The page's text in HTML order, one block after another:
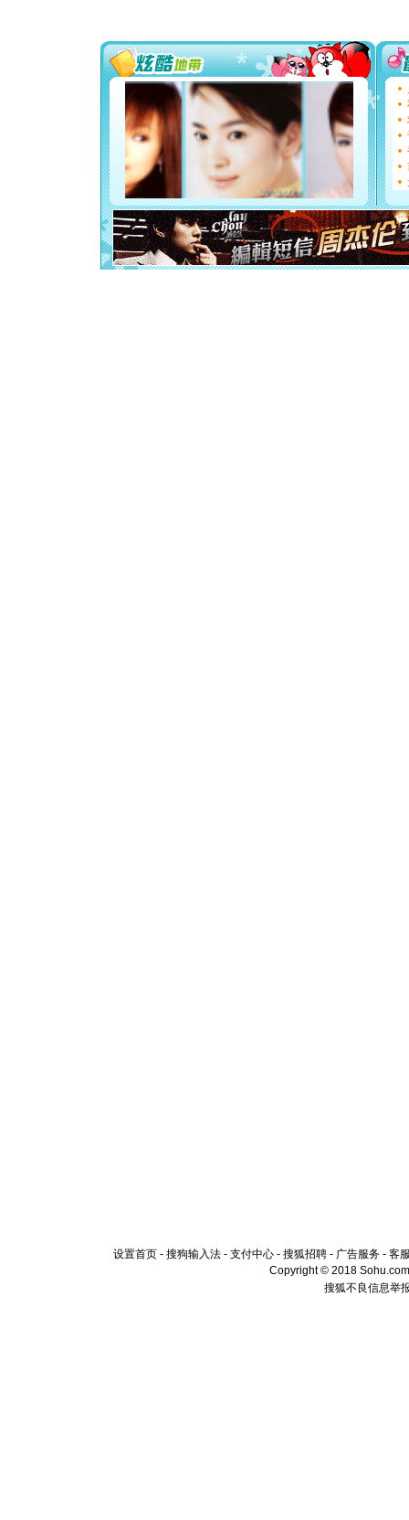
[圣诞节]
你太多，
要平安
[圣诞节]
能正大
都要快乐
[圣诞节]
如意,快
[元旦]
看
断电。
你是我
[元旦]如
起；二是
离。水晶
[元旦]当
泣，这痛
设置首页 - 搜狗输入法 - 支付中心 - 搜狐招聘 - 广告服务 - 客
Copyright © 2018
搜狐不良信息举